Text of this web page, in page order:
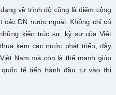
về trình độ cũng là điểm cộng
các DN nước ngoài. Không chỉ có
kiến trúc sư, kỹ sư của Việt
kém các nước phát triển, đây
Nam mà còn là thế mạnh giúp
tế tiến hành đầu tư vào thị